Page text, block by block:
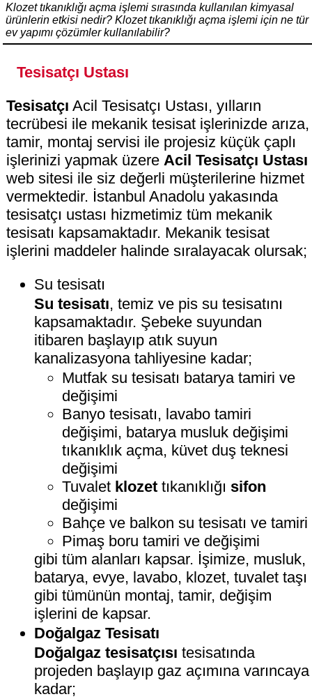
Klozet tıkanıklığı açma işlemi sırasında kullanılan kimyasal
ürünlerin etkisi nedir? Klozet tıkanıklığı açma işlemi için ne tür
ev yapımı çözümler kullanılabilir?
Tesisatçı Ustası
Tesisatçı Acil Tesisatçı Ustası, yılların
tecrübesi ile mekanik tesisat işlerinizde arıza,
tamir, montaj servisi ile projesiz küçük çaplı
işlerinizi yapmak üzere Acil Tesisatçı Ustası
web sitesi ile siz değerli müşterilerine hizmet
vermektedir. İstanbul Anadolu yakasında
tesisatçı ustası hizmetimiz tüm mekanik
tesisatı kapsamaktadır. Mekanik tesisat
işlerini maddeler halinde sıralayacak olursak;
Su tesisatı
Su tesisatı, temiz ve pis su tesisatını
kapsamaktadır. Şebeke suyundan
itibaren başlayıp atık suyun
kanalizasyona tahliyesine kadar;
Mutfak su tesisatı batarya tamiri ve
değişimi
Banyo tesisatı, lavabo tamiri
değişimi, batarya musluk değişimi
tıkanıklık açma, küvet duş teknesi
değişimi
Tuvalet klozet tıkanıklığı sifon
değişimi
Bahçe ve balkon su tesisatı ve tamiri
Pimaş boru tamiri ve değişimi
gibi tüm alanları kapsar. İşimize, musluk,
batarya, evye, lavabo, klozet, tuvalet taşı
gibi tümünün montaj, tamir, değişim
işlerini de kapsar.
Doğalgaz Tesisatı
Doğalgaz tesisatçısı tesisatında
projeden başlayıp gaz açımına varıncaya
kadar;